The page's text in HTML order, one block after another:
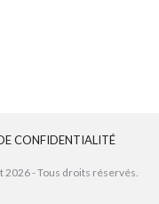
CONFIDENTIALITÉ
2026- Tous droits réservés.